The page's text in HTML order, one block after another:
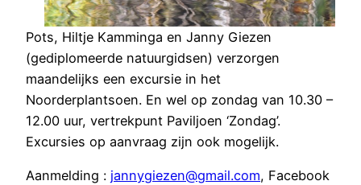
Pots, Hiltje Kamminga en Janny Giezen
(gediplomeerde natuurgidsen) verzorgen
maandelijks een excursie in het
Noorderplantsoen. En wel op zondag van 10.30 –
12.00 uur, vertrekpunt Paviljoen ‘Zondag’.
Excursies op aanvraag zijn ook mogelijk.
Aanmelding : jannygiezen@gmail.com, Facebook